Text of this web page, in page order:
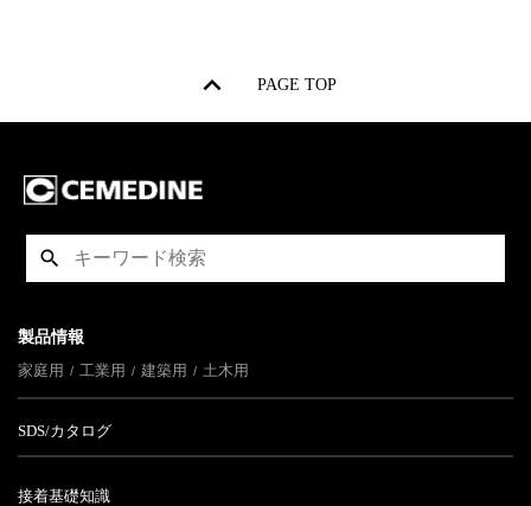
PAGE TOP
製品情報
家庭用
工業用 建築用 土木用
SDS/カタログ
接着基礎知識